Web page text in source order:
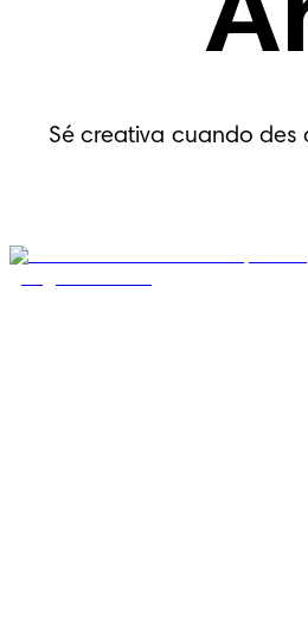
Sé creativa cuando